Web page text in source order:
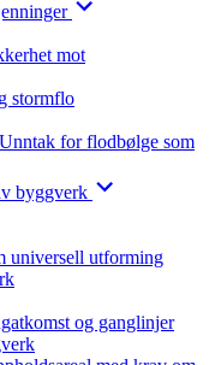
mot
stormflo
for flodbølge som
byggverk
universell utforming
og ganglinjer